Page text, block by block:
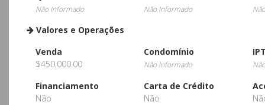
Não Informado Não Informado
Valores e Operações
Venda
$450,000.00
Condomínio
Não Informado
Financiamento
Não
Carta de Crédito
Não